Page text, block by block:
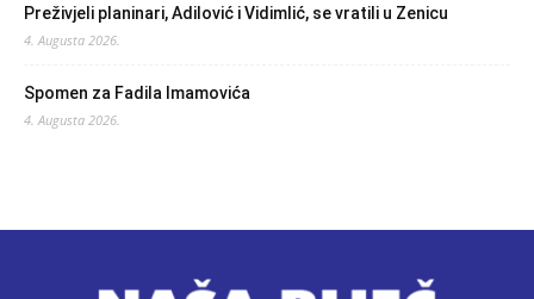
Preživjeli planinari, Adilović i Vidimlić, se vratili u Zenicu
4. Augusta 2026.
Spomen za Fadila Imamovića
4. Augusta 2026.